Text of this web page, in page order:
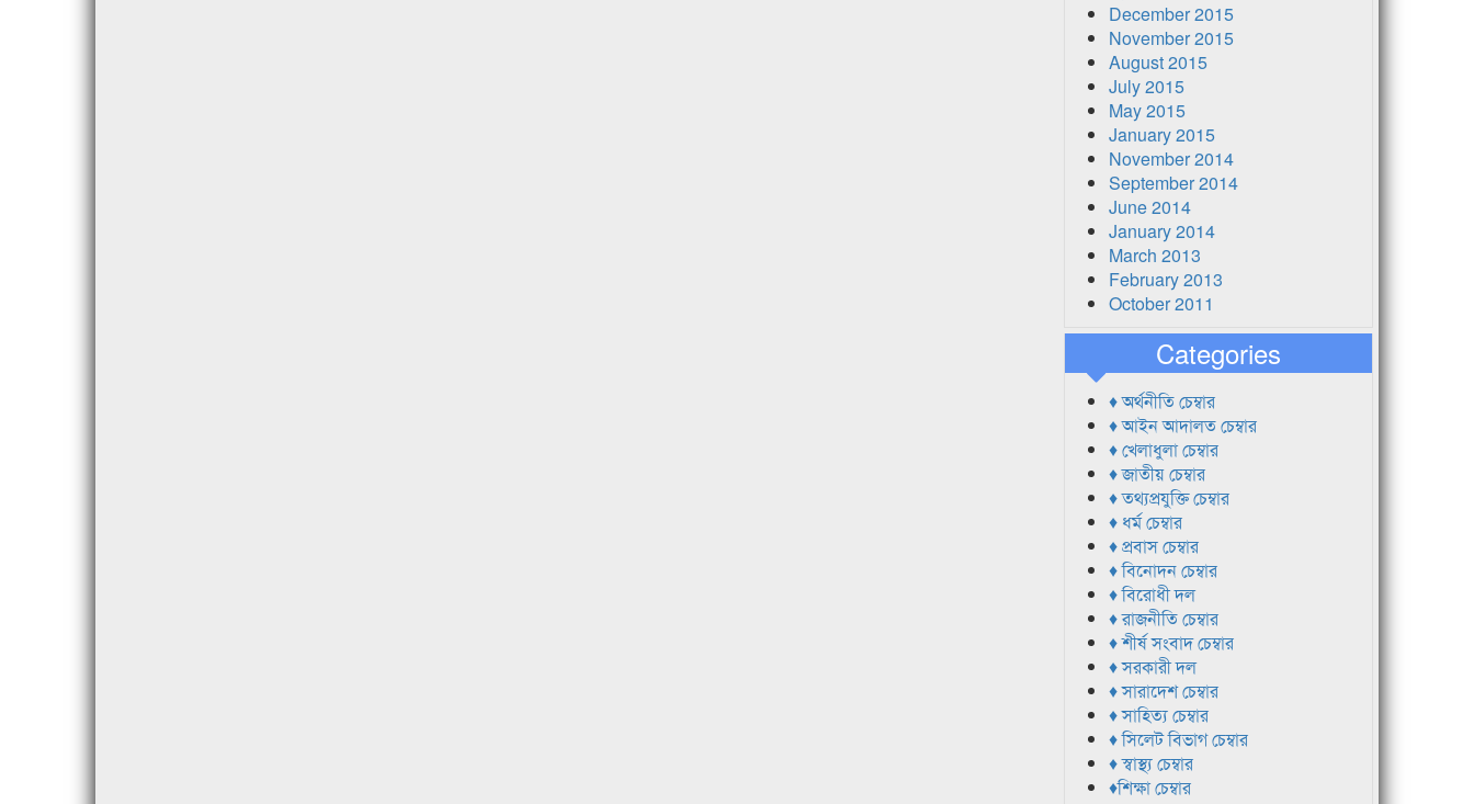
December 2015
November 2015
August 2015
July 2015
May 2015
January 2015
November 2014
September 2014
June 2014
January 2014
March 2013
February 2013
October 2011
Categories
♦ অর্থনীতি চেম্বার
♦ আইন আদালত চেম্বার
♦ খেলাধুলা চেম্বার
♦ জাতীয় চেম্বার
♦ তথ্যপ্রযুক্তি চেম্বার
♦ ধর্ম চেম্বার
♦ প্রবাস চেম্বার
♦ বিনোদন চেম্বার
♦ বিরোধী দল
♦ রাজনীতি চেম্বার
♦ শীর্ষ সংবাদ চেম্বার
♦ সরকারী দল
♦ সারাদেশ চেম্বার
♦ সাহিত্য চেম্বার
♦ সিলেট বিভাগ চেম্বার
♦ স্বাস্থ্য চেম্বার
♦শিক্ষা চেম্বার